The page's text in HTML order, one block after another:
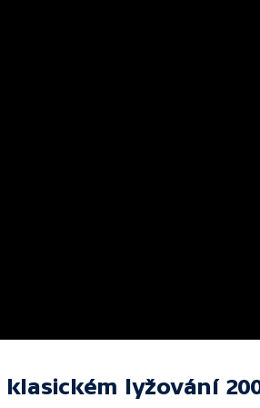
klasickém lyžování